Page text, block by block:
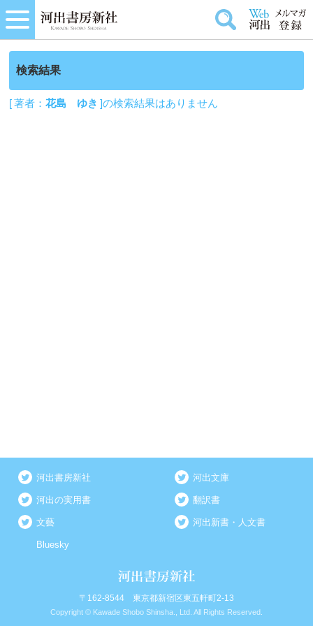
検索結果
[ 著者：花島 ゆき ]の検索結果はありません
河出書房新社 河出文庫
河出の実用書 翻訳書
文藝 河出新書・人文書
Bluesky
〒162-8544 東京都新宿区東五軒町2-13
Copyright © Kawade Shobo Shinsha., Ltd. All Rights Reserved.